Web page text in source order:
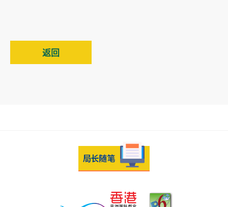
返回